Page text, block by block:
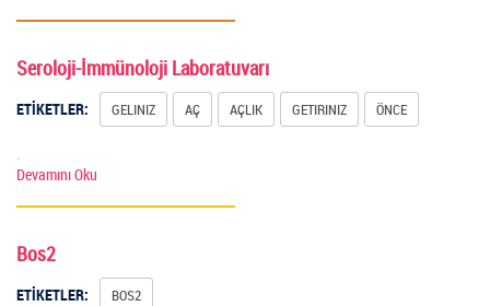
Seroloji-İmmünoloji Laboratuvarı
ETİKETLER: GELINIZ AÇ AÇLIK GETIRINIZ ÖNCE
Devamını Oku
Bos2
ETİKETLER: BOS2